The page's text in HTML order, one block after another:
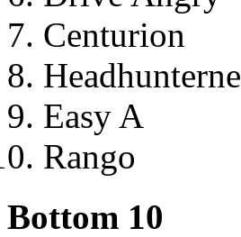
Centurion
Headhunterne
Easy A
Rango
Bottom 10